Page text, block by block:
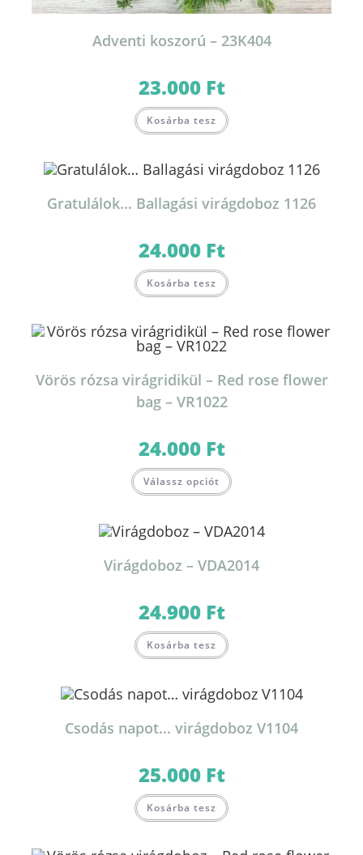
Adventi koszorú – 23K404
23.000 Ft
Kosárba tesz
Gratulálok… Ballagási virágdoboz 1126
24.000 Ft
Kosárba tesz
Vörös rózsa virágridikül – Red rose flower
bag – VR1022
24.000 Ft
Válassz opciót
Virágdoboz – VDA2014
24.900 Ft
Kosárba tesz
Csodás napot… virágdoboz V1104
25.000 Ft
Kosárba tesz